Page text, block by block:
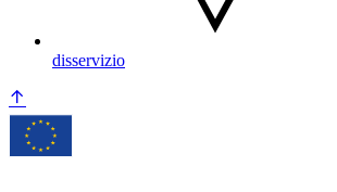
disservizio